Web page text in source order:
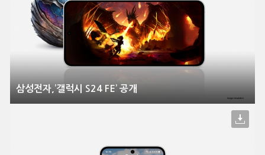
삼성전자,’갤럭시 S24 FE’ 공개